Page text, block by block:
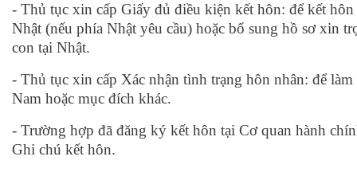
- Thủ tục xin cấp Giấy đủ điều kiện kết hôn: để kết
Nhật (nếu phía Nhật yêu cầu) hoặc bổ sung hồ sơ xin
con tại Nhật.
- Thủ tục xin cấp Xác nhận tình trạng hôn nhân: để
Nam hoặc mục đích khác.
- Trường hợp đã đăng ký kết hôn tại Cơ quan hành
Ghi chú kết hôn.